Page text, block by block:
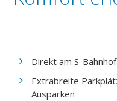
Direkt am S-
Extrabreite
Ausparken